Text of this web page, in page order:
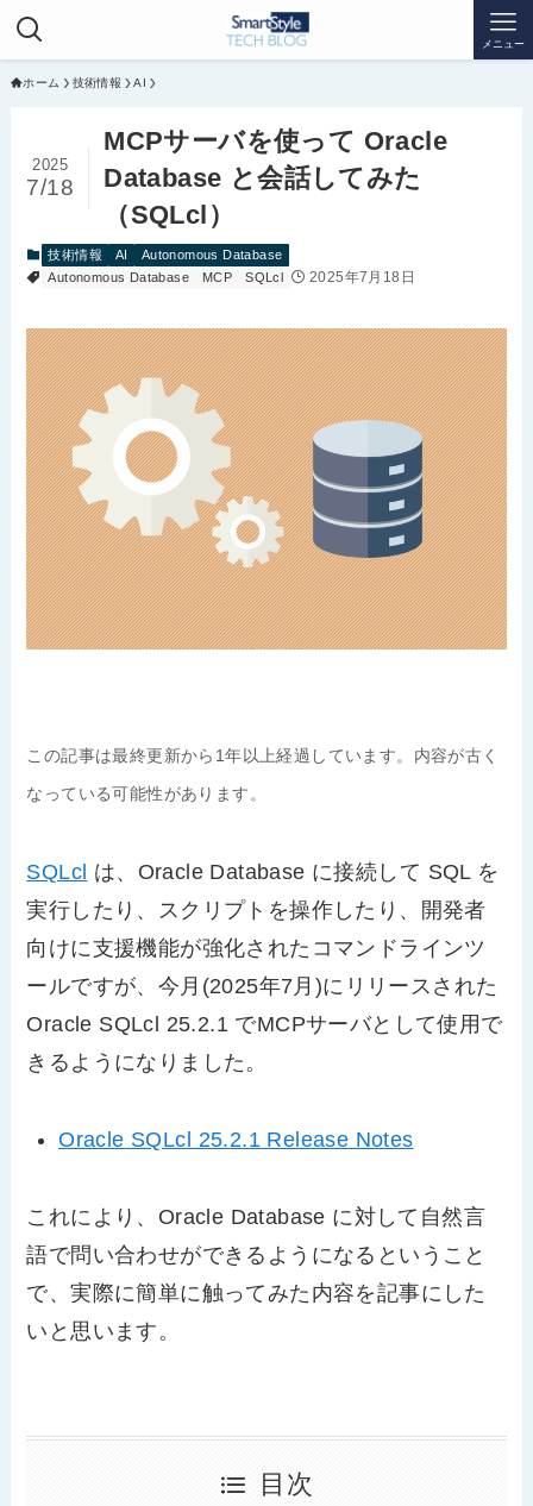
メニュー
ホーム 技術情報 AI
MCPサーバを使って Oracle
Database と会話してみた
（SQLcl）
2025
7/18
技術情報 AI
Autonomous Database
Autonomous Database
MCP SQLcl 2025年7月18日
この記事は最終更新から1年以上経過しています。内容が古く
なっている可能性があります。
SQLcl は、Oracle Database に接続して SQL を
実行したり、スクリプトを操作したり、開発者
向けに支援機能が強化されたコマンドラインツ
ールですが、今月(2025年7月)にリリースされた
Oracle SQLcl 25.2.1 でMCPサーバとして使用で
きるようになりました。
Oracle SQLcl 25.2.1 Release Notes
これにより、Oracle Database に対して自然言
語で問い合わせができるようになるということ
で、実際に簡単に触ってみた内容を記事にした
いと思います。
目次